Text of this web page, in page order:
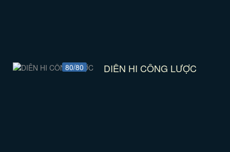
80/80 DIÊN HI CÔNG LƯỢC